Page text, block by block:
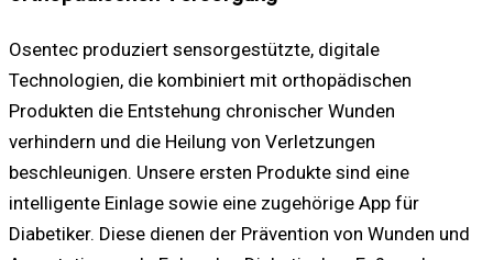
Osentec produziert sensorgestützte, digitale
Technologien, die kombiniert mit orthopädischen
Produkten die Entstehung chronischer Wunden
verhindern und die Heilung von Verletzungen
beschleunigen. Unsere ersten Produkte sind eine
intelligente Einlage sowie eine zugehörige App für
Diabetiker. Diese dienen der Prävention von Wunden und